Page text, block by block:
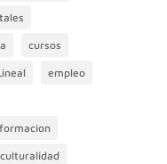
cursos
empleo
formacion